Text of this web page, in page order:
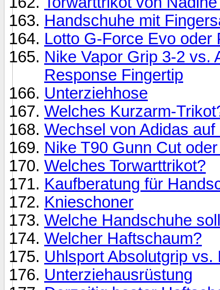
Handschuhe mit
Lotto G-Force Evo oder
Nike Vapor Grip 3-2 vs.
Response Fingertip
Unterziehhose
Welches Kurzarm-
Wechsel von Adidas
Nike T90 Gunn Cut
Welches Torwarttrikot?
Kaufberatung für
Knieschoner
Welche Handschuhe
Welcher Haftschaum?
Uhlsport Absolutgrip vs.
Unterziehausrüstung